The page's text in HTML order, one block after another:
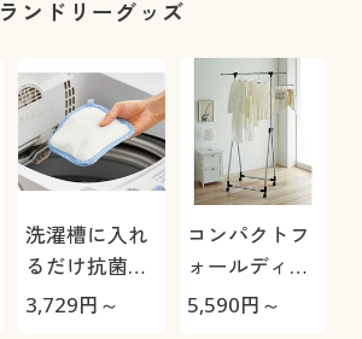
ランドリーグッズ
洗濯槽に入れ
るだけ抗菌ビ
ーズMAX
3,729円～
コンパクトフ
ォールディン
グハンガー(キ
5,590円～